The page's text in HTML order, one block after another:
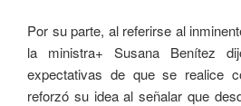
Por su parte, al referirse al
la ministra+ Susana Benítez
expectativas de que se realice
reforzó su idea al señalar que